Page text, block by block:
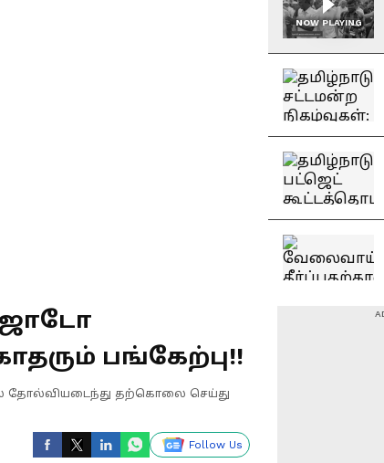
ஜோடோ
பங்கேற்பு!!
தோல்வியடைந்து தற்கொலை செய்து
Follow Us
NOW PLAYING